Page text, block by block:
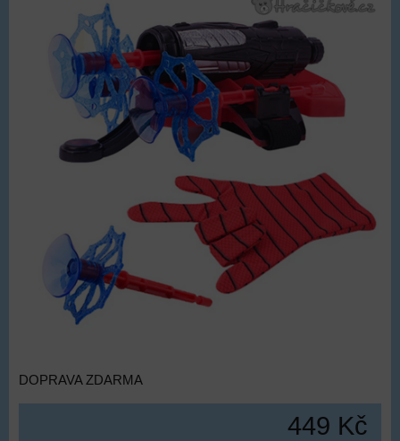
DOPRAVA ZDARMA
449 Kč